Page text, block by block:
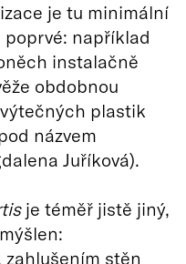
je tu minimální
například
instalačně
obdobnou
plastik
názvem
Juříková).
je téměř jistě jiný,
stěn